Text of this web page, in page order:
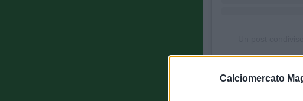
Calciomercato